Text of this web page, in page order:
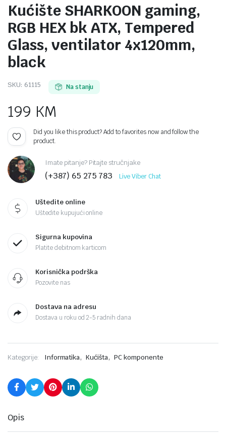
Kućište SHARKOON gaming,
RGB HEX bk ATX, Tempered
Glass, ventilator 4x120mm,
black
SKU: 61115 Na stanju
199 KM
Did you like this product? Add to favorites now and follow the
product.
Imate pitanje? Pitajte stručnjake
(+387) 65 275 783 Live Viber Chat
Uštedite online
Uštedite kupujući online
Sigurna kupovina
Platite debitnom karticom
Korisnička podrška
Pozovite nas
Dostava na adresu
Dostava u roku od 2-5 radnih dana
Kategorije: Informatika, Kućišta, PC komponente
Opis